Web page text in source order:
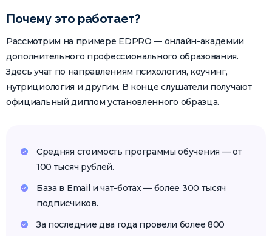
Почему это работает?
Рассмотрим на примере EDPRO — онлайн-академии
дополнительного профессионального образования.
Здесь учат по направлениям психология, коучинг,
нутрициология и другим. В конце слушатели получают
официальный диплом установленного образца.
Средняя стоимость программы обучения — от
100 тысяч рублей.
База в Email и чат-ботах — более 300 тысяч
подписчиков.
За последние два года провели более 800